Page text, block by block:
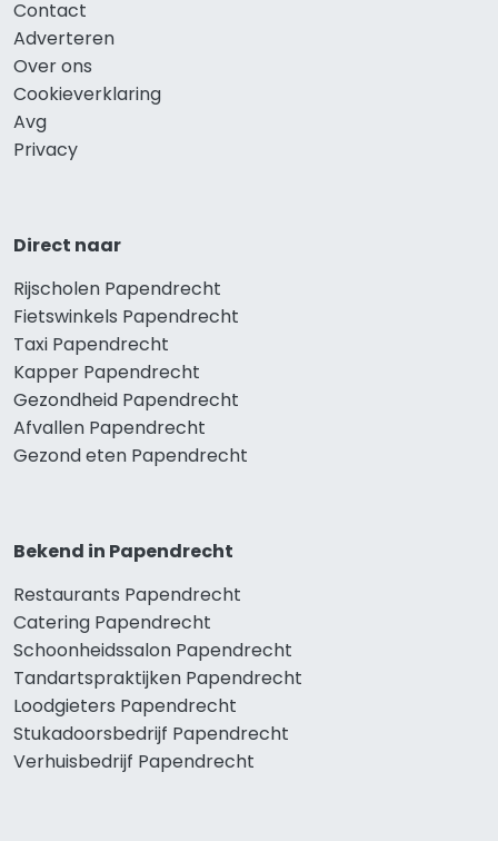
Contact
Adverteren
Over ons
Cookieverklaring
Avg
Privacy
Direct naar
Rijscholen Papendrecht
Fietswinkels Papendrecht
Taxi Papendrecht
Kapper Papendrecht
Gezondheid Papendrecht
Afvallen Papendrecht
Gezond eten Papendrecht
Bekend in Papendrecht
Restaurants Papendrecht
Catering Papendrecht
Schoonheidssalon Papendrecht
Tandartspraktijken Papendrecht
Loodgieters Papendrecht
Stukadoorsbedrijf Papendrecht
Verhuisbedrijf Papendrecht